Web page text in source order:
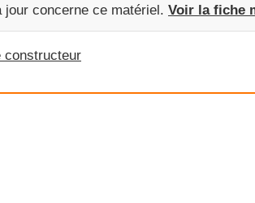
jour concerne ce matériel. Voir la fiche